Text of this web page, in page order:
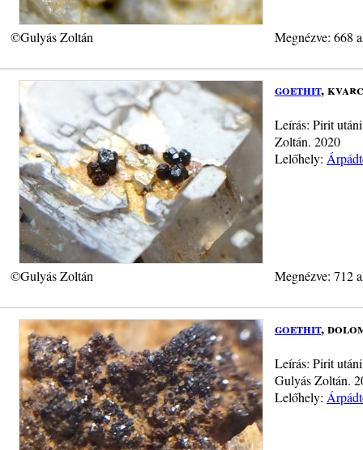
©Gulyás Zoltán Megnézve: 668
goethit, kvarc
Leírás: Pirit
Zoltán. 2020
Lelőhely:
©Gulyás Zoltán Megnézve: 712
goethit,
Leírás: Pirit
Gulyás Zoltán.
Lelőhely: